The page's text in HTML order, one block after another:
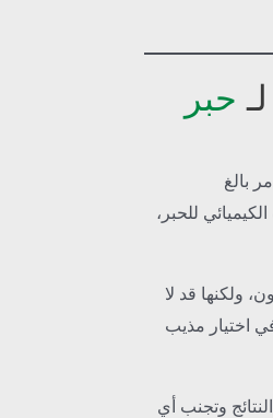
حبر
بالغ
للحبر،
ولكنها قد لا
اختيار مذيب
وتجنب أي